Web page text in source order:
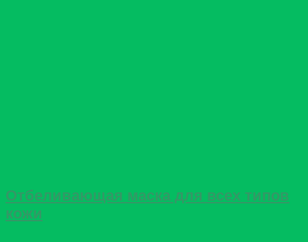
Отбеливающая маска для всех типов
кожи